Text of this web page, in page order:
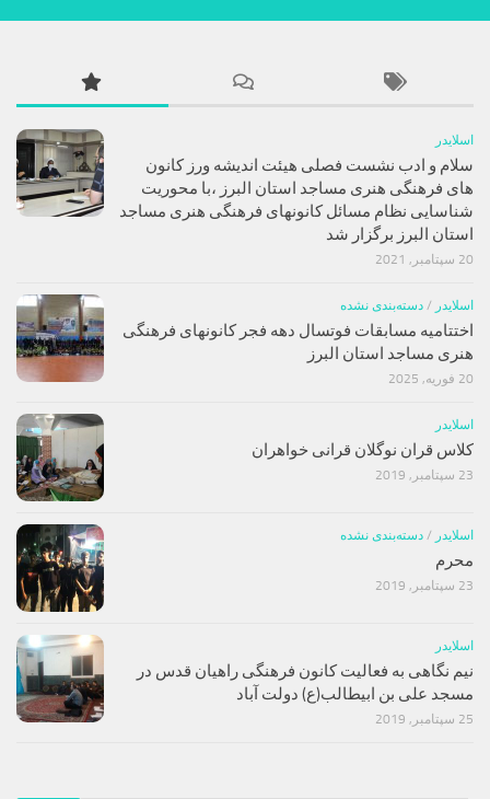
اسلایدر
سلام و ادب نشست فصلی هیئت اندیشه ورز کانون
های فرهنگی هنری مساجد استان البرز ،با محوریت
شناسایی نظام مسائل کانونهای فرهنگی هنری مساجد
استان البرز برگزار شد
20 سپتامبر, 2021
اسلایدر / دسته‌بندی نشده
اختتامیه مسابقات فوتسال دهه فجر کانونهای فرهنگی
هنری مساجد استان البرز
20 فوریه, 2025
اسلایدر
کلاس قران نوگلان قرانی خواهران
23 سپتامبر, 2019
اسلایدر / دسته‌بندی نشده
محرم
23 سپتامبر, 2019
اسلایدر
نیم نگاهی به فعالیت کانون فرهنگی راهیان قدس در
مسجد علی بن ابیطالب(ع) دولت آباد
25 سپتامبر, 2019